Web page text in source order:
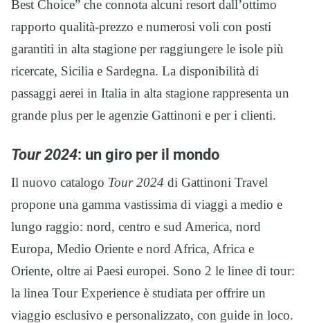
Best Choice” che connota alcuni resort dall’ottimo
rapporto qualità-prezzo e numerosi voli con posti
garantiti in alta stagione per raggiungere le isole più
ricercate, Sicilia e Sardegna. La disponibilità di
passaggi aerei in Italia in alta stagione rappresenta un
grande plus per le agenzie Gattinoni e per i clienti.
Tour 2024: un giro per il mondo
Il nuovo catalogo Tour 2024 di Gattinoni Travel
propone una gamma vastissima di viaggi a medio e
lungo raggio: nord, centro e sud America, nord
Europa, Medio Oriente e nord Africa, Africa e
Oriente, oltre ai Paesi europei. Sono 2 le linee di tour:
la linea TourExperience è studiata per offrire un
viaggio esclusivo e personalizzato, con guide in loco.